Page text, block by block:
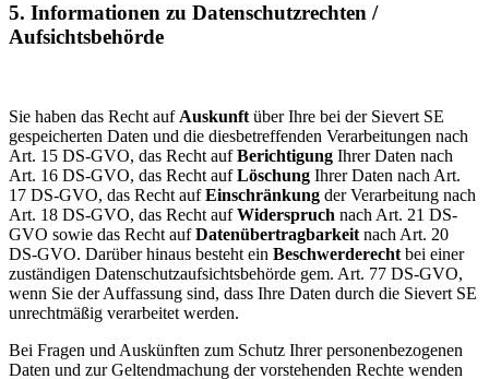
5. Informationen zu Datenschutzrechten /
Aufsichtsbehörde
Sie haben das Recht auf Auskunft über Ihre bei der Sievert SE
gespeicherten Daten und die dies­betreffenden Verarbeitungen nach
Art. 15 DS-GVO, das Recht aufBerichtigung Ihrer Daten nach
Art. 16 DS-GVO, das Recht aufLöschung Ihrer Daten nach Art.
17 DS-GVO, das Recht aufEinschränkung der Verarbeitung nach
Art. 18 DS-GVO, das Recht aufWiderspruch nach Art. 21 DS-
GVO sowie das Recht aufDatenübertragbarkeit nach Art. 20
DS-GVO. Darüber hinaus besteht ein Beschwerderecht bei einer
zuständigen Datenschutz­aufsichts­behörde gem. Art. 77 DS-GVO,
wenn Sie der Auffassung sind, dass Ihre Daten durch die Sievert SE
unrechtmäßig verarbeitet werden.
Bei Fragen und Auskünften zum Schutz Ihrer personenbezogenen
Daten und zur Geltend­machung der vorstehenden Rechte wenden